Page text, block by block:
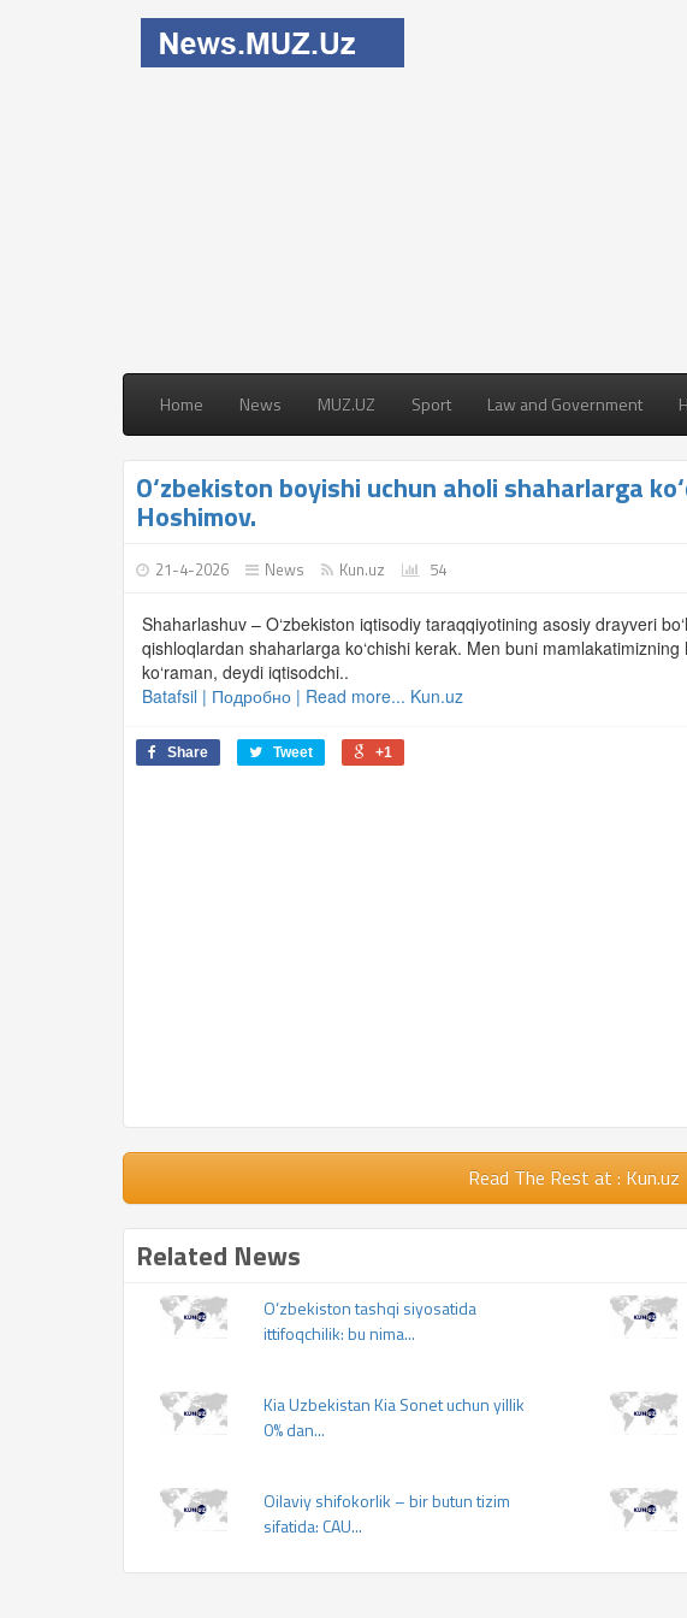
Home News MUZ.UZ Sport Law and Government
O‘zbekiston boyishi uchun aholi shaharlarga
Hoshimov.
21-4-2026 News Kun.uz 54
Shaharlashuv – O‘zbekiston iqtisodiy taraqqiyotining asosiy drayveri
qishloqlardan shaharlarga ko‘chishi kerak. Men buni
ko‘raman, deydi iqtisodchi..
Batafsil | Подробно | Read more... Kun.uz
Share Tweet +1
Read The Rest at : Kun.uz
Related News
O‘zbekiston tashqi siyosatida
ittifoqchilik: bu nima...
Kia Uzbekistan Kia Sonet uchun yillik
0% dan...
Oilaviy shifokorlik – bir butun tizim
sifatida: CAU...